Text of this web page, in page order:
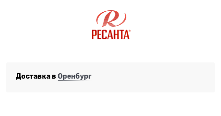
Доставка в Оренбург